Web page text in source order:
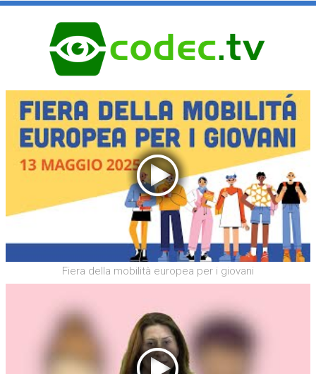
Fiera della mobilità europea per i giovani